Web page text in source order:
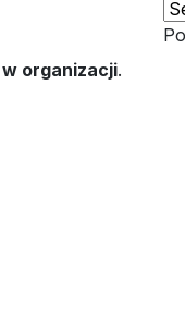
organizacji.